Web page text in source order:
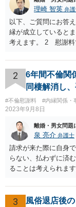
理崎 智英 弁
以下、ご質問にお答
縁が成立していると
考えます。 2 慰謝料
うに合意書を取り交
わし、その中で精算
設ければ、大丈夫で
2
6年間不倫関
同棲解消し
#不倫慰謝料 #内縁関係・
2023年9月8日
離婚・男女問題
泉 亮介 弁護士
請求が来た際に自身
らない、払わずに済
ることは考えられま
によっても追加での
た、請求する金額に
3 風俗退店後